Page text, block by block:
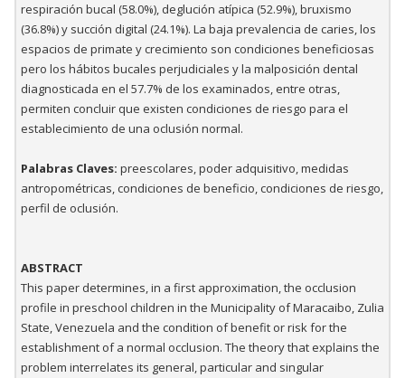
respiración bucal (58.0%), deglución atípica (52.9%), bruxismo
(36.8%) y succión digital (24.1%). La baja prevalencia de caries, los
espacios de primate y crecimiento son condiciones beneficiosas
pero los hábitos bucales perjudiciales y la malposición dental
diagnosticada en el 57.7% de los examinados, entre otras,
permiten concluir que existen condiciones de riesgo para el
establecimiento de una oclusión normal.
Palabras Claves: preescolares, poder adquisitivo, medidas
antropométricas, condiciones de beneficio, condiciones de riesgo,
perfil de oclusión.
ABSTRACT
This paper determines, in a first approximation, the occlusion
profile in preschool children in the Municipality of Maracaibo, Zulia
State, Venezuela and the condition of benefit or risk for the
establishment of a normal occlusion. The theory that explains the
problem interrelates its general, particular and singular